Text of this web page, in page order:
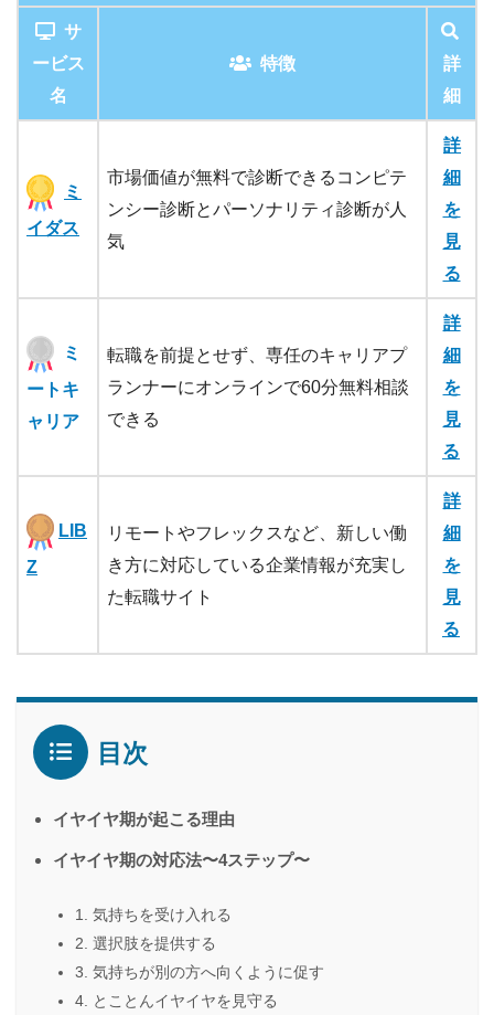
サ
ービス
名
特徴
詳
細
ミ
イダス
市場価値が無料で診断できるコンピテ
ンシー診断とパーソナリティ診断が人
気
詳
細
を
見
る
ミ
ートキ
ャリア
転職を前提とせず、専任のキャリアプ
ランナーにオンラインで60分無料相談
できる
詳
細
を
見
る
LIB
Z
リモートやフレックスなど、新しい働
き方に対応している企業情報が充実し
た転職サイト
詳
細
を
見
る
目次
イヤイヤ期が起こる理由
イヤイヤ期の対応法〜4ステップ〜
1. 気持ちを受け入れる
2. 選択肢を提供する
3. 気持ちが別の方へ向くように促す
4. とことんイヤイヤを見守る